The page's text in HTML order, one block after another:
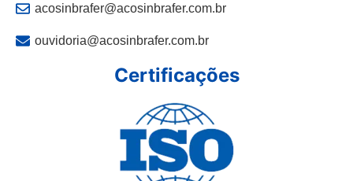
acosinbrafer@acosinbrafer.com.br
ouvidoria@acosinbrafer.com.br
Certificações